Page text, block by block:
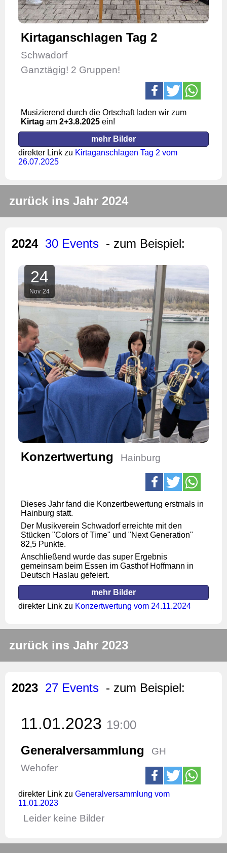
Kirtaganschlagen Tag 2
Schwadorf
Ganztägig! 2 Gruppen!
Musizierend durch die Ortschaft laden wir zum
Kirtag am 2+3.8.2025 ein!
mehr Bilder
direkter Link zu Kirtaganschlagen Tag 2 vom
26.07.2025
zurück ins Jahr 2024
2024 30 Events - zum Beispiel:
24
Nov 24
Konzertwertung Hainburg
Dieses Jahr fand die Konzertbewertung erstmals in
Hainburg statt.
Der Musikverein Schwadorf erreichte mit den
Stücken "Colors of Time" und "Next Generation"
82,5 Punkte.
Anschließend wurde das super Ergebnis
gemeinsam beim Essen im Gasthof Hoffmann in
Deutsch Haslau gefeiert.
mehr Bilder
direkter Link zu Konzertwertung vom 24.11.2024
zurück ins Jahr 2023
2023 27 Events - zum Beispiel:
11.01.2023 19:00
Generalversammlung
GH
Wehofer
direkter Link zu Generalversammlung vom
11.01.2023
Leider keine Bilder